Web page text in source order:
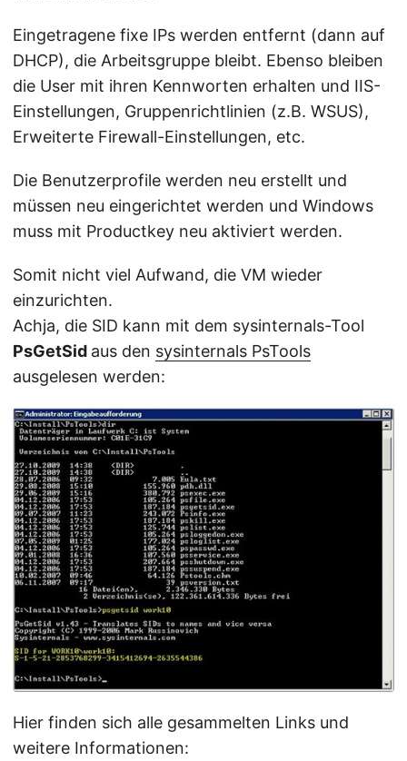
Eingetragene fixe IPs werden entfernt (dann auf
DHCP), die Arbeitsgruppe bleibt. Ebenso bleiben
die User mit ihren Kennworten erhalten und IIS-
Einstellungen, Gruppenrichtlinien (z.B. WSUS),
Erweiterte Firewall-Einstellungen, etc.
Die Benutzerprofile werden neu erstellt und
müssen neu eingerichtet werden und Windows
muss mit Productkey neu aktiviert werden.
Somit nicht viel Aufwand, die VM wieder
einzurichten.
Achja, die SID kann mit dem sysinternals-Tool
PsGetSid aus den sysinternals PsTools
ausgelesen werden:
Hier finden sich alle gesammelten Links und
weitere Informationen: